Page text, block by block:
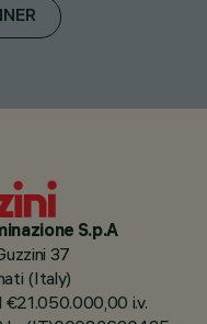
S.p.A
37
(Italy)
€21.050.000,00 i.v.